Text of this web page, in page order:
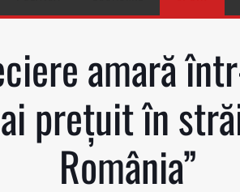
amară
prețuit în
România”